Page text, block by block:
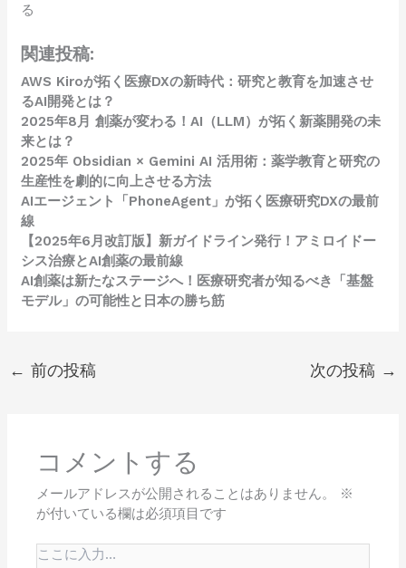
る
関連投稿:
AWS Kiroが拓く医療DXの新時代：研究と教育を加速させ
るAI開発とは？
2025年8月 創薬が変わる！AI（LLM）が拓く新薬開発の未
来とは？
2025年 Obsidian × Gemini AI 活用術：薬学教育と研究の
生産性を劇的に向上させる方法
AIエージェント「PhoneAgent」が拓く医療研究DXの最前
線
【2025年6月改訂版】新ガイドライン発行！アミロイドー
シス治療とAI創薬の最前線
AI創薬は新たなステージへ！医療研究者が知るべき「基盤
モデル」の可能性と日本の勝ち筋
← 前の投稿 次の投稿 →
コメントする
メールアドレスが公開されることはありません。
※
が付いている欄は必須項目です
こ